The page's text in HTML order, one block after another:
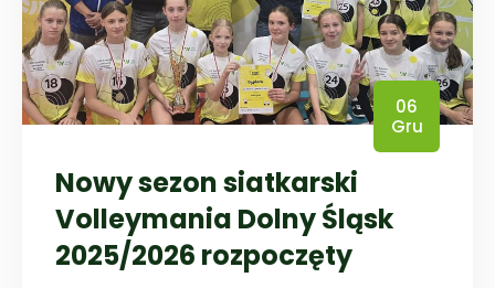
06
Gru
Nowy sezon siatkarski
Volleymania Dolny Śląsk
2025/2026 rozpoczęty